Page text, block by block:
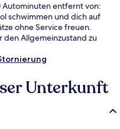
Autominuten entfernt von:
schwimmen und dich auf
ohne Service freuen.
den Allgemeinzustand zu
Unterkunft